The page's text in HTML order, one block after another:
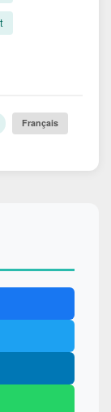
Français